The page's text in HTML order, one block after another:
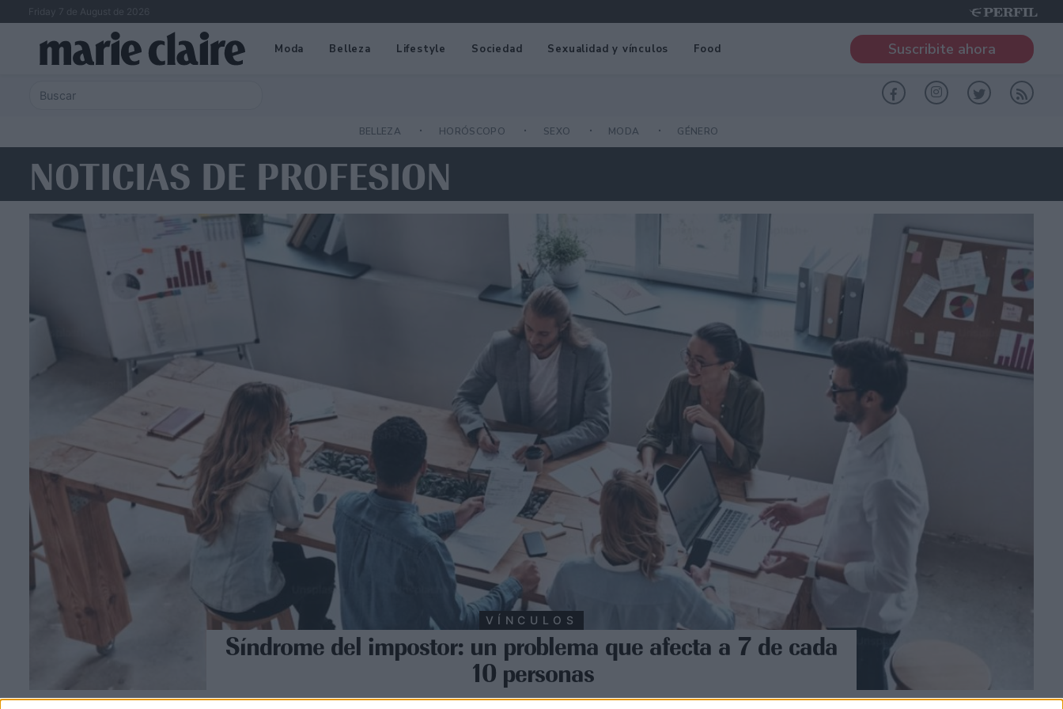
Friday 7 de August de 2026
Moda Belleza Lifestyle Sociedad Sexualidad y vínculos Food Suscribite ahora
BELLEZA HORÓSCOPO SEXO MODA GÉNERO
NOTICIAS DE PROFESION
VÍNCULOS
Síndrome del impostor: un problema que afecta a 7 de cada
10 personas